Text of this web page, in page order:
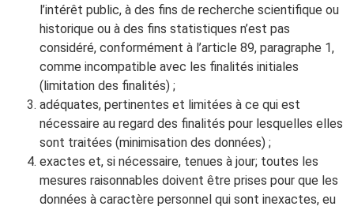
l’intérêt public, à des fins de recherche scientifique ou
historique ou à des fins statistiques n’est pas
considéré, conformément à l’article 89, paragraphe 1,
comme incompatible avec les finalités initiales
(limitation des finalités) ;
adéquates, pertinentes et limitées à ce qui est
nécessaire au regard des finalités pour lesquelles elles
sont traitées (minimisation des données) ;
exactes et, si nécessaire, tenues à jour; toutes les
mesures raisonnables doivent être prises pour que les
données à caractère personnel qui sont inexactes, eu